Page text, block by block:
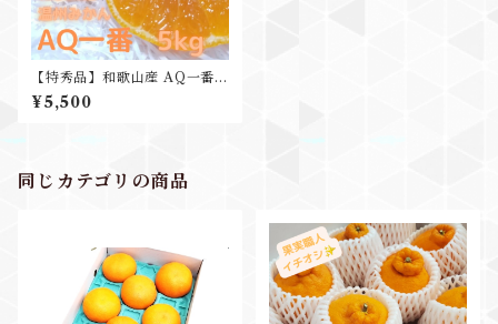
【特秀品】和歌山産 AQ一番 5
kg お歳暮 贈り物 ギフト プレ
ゼント
¥5,500
同じカテゴリの商品